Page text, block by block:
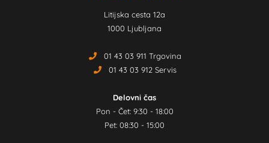
Litijska cesta 12a
1000 Ljubljana
01 43 03 911 Trgovina
01 43 03 912 Servis
Delovni čas
Pon - Čet: 9:30 - 18:00
Pet: 08:30 - 15:00